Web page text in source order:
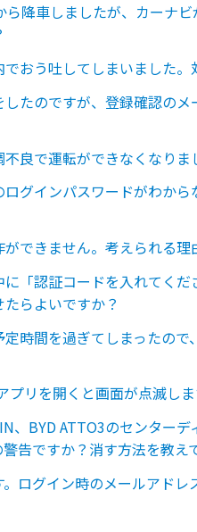
ら降車しましたが、カーナ
おう吐してしまいました。
したのですが、登録確認の
良で運転ができなくなりま
ログインパスワードがわか
できません。考えられる理
に「認証コードを入れてく
らよいですか？
時間を過ぎてしまったの
リを開くと画面が点滅しま
、BYD ATTO3のセンター
告ですか？消す方法を教え
ログイン時のメールアド